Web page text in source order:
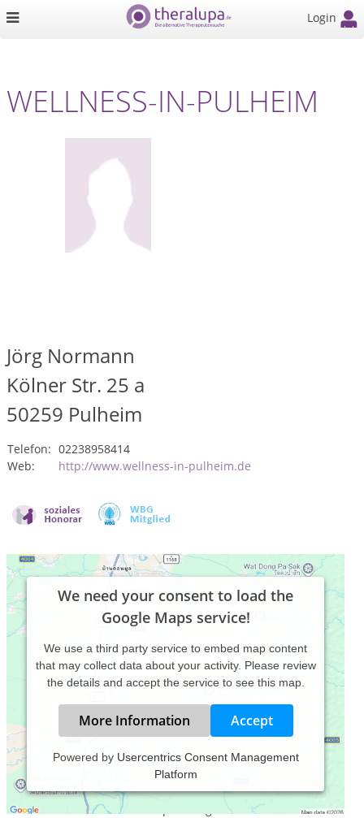
Login
WELLNESS-IN-PULHEIM
Jörg Normann
Kölner Str. 25 a
50259 Pulheim
Telefon: 02238958414
Web:
http://www.wellness-in-pulheim.de
We need your consent to load the
Google Maps service!
We use a third party service to embed map content
that may collect data about your activity. Please review
the details and accept the service to see this map.
More Information Accept
Powered by Usercentrics Consent Management
Platform
Freuen Sie sich auf eine große Anzahl herrlicher Wellness-
Massagen. Außerdem biete ich Ihnen diverse Kurse zum
Thema Gesundheit und Entspannung.